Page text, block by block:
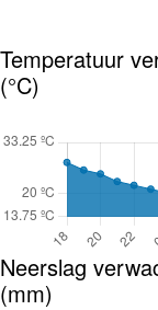
Temperatuur
(°C)
Neerslag
(mm)